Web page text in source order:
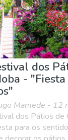
dos
-
Mamede - 12
dos Pátios de
para os